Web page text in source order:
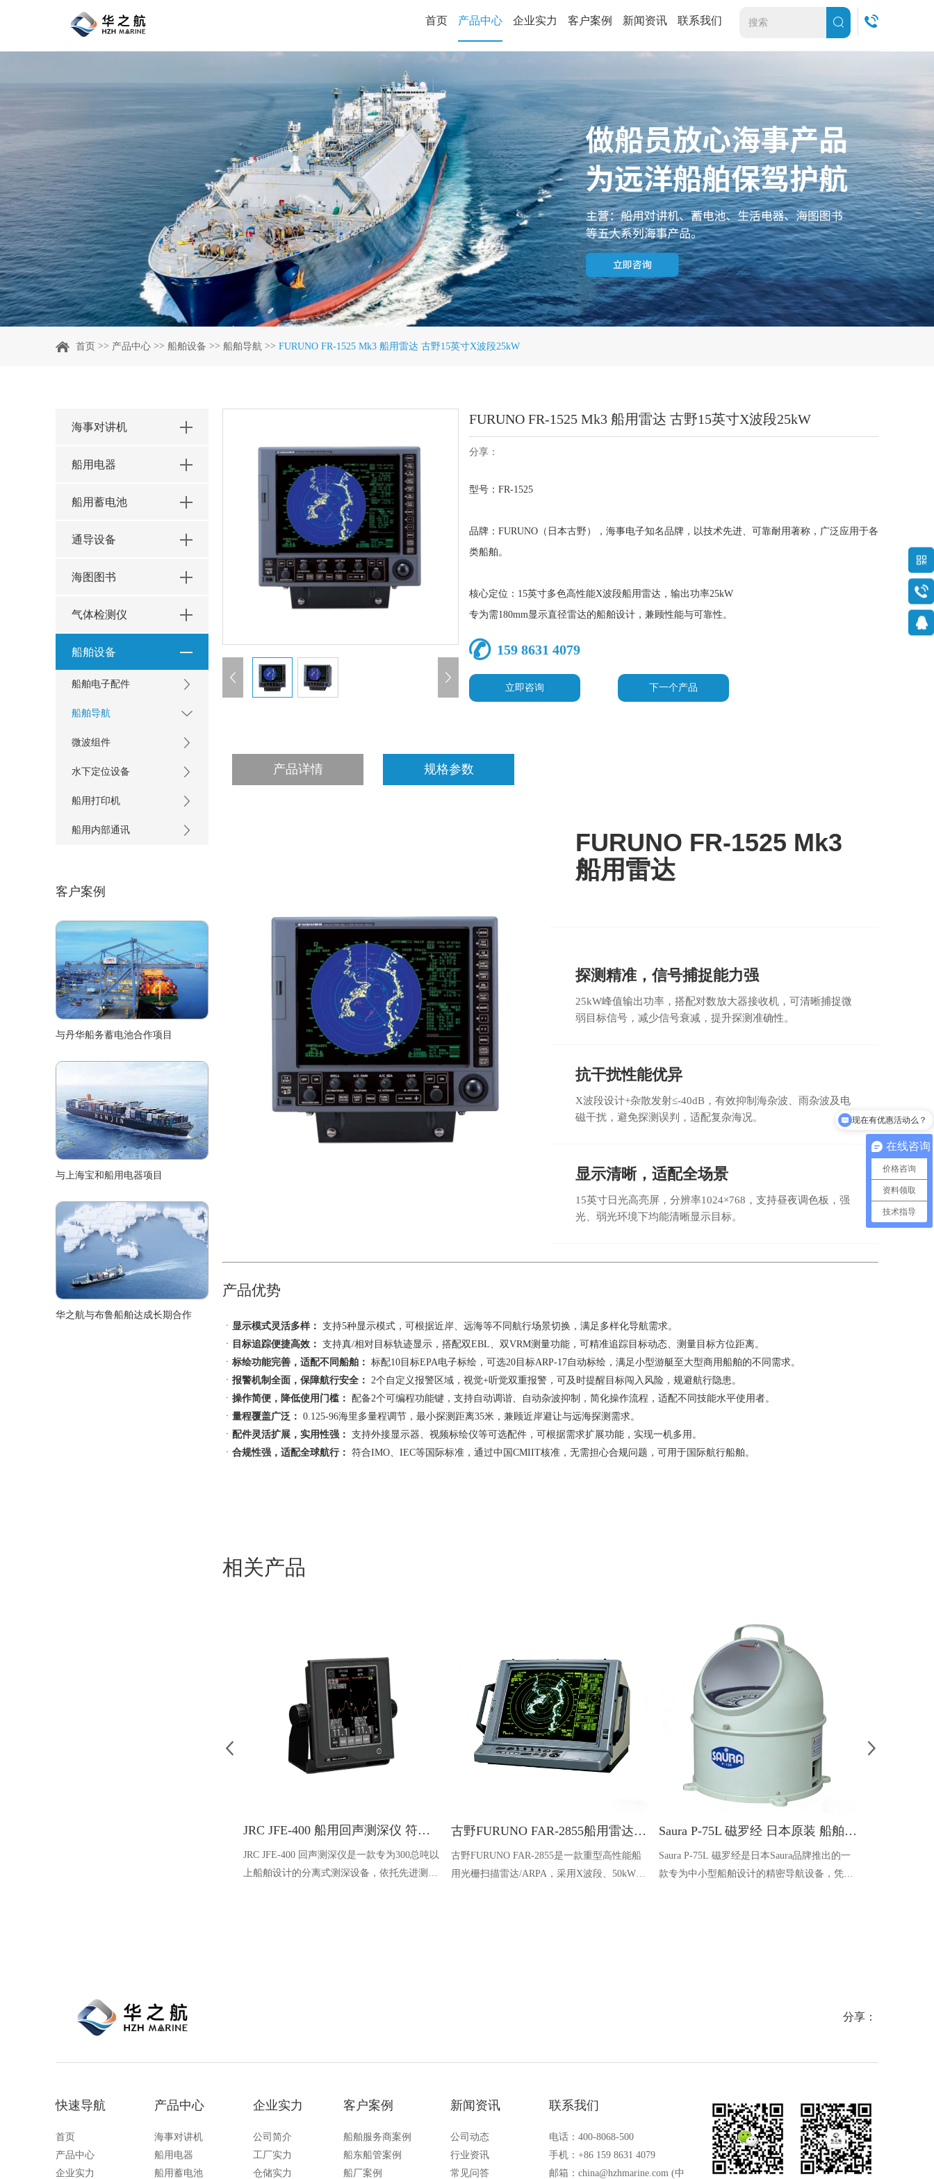
首页 产品中心 企业实力 客户案例 新闻资讯 联系我们
首页 >> 产品中心 >> 船舶设备 >> 船舶导航 >> FURUNO FR-1525 Mk3 船用雷达 古野15英寸X波段25kW
FURUNO FR-1525 Mk3 船用雷达 古野15英寸X波段25kW
分享：
型号：FR-1525
品牌：FURUNO（日本古野），海事电子知名品牌，以技术先进、可靠耐用著称，广泛应用于各
类船舶。
核心定位：15英寸多色高性能X波段船用雷达，输出功率25kW
专为需180mm显示直径雷达的船舶设计，兼顾性能与可靠性。
159 8631 4079
立即咨询 下一个产品
产品详情 规格参数
FURUNO FR-1525 Mk3
船用雷达
探测精准，信号捕捉能力强
25kW峰值输出功率，搭配对数放大器接收机，可清晰捕捉微
弱目标信号，减少信号衰减，提升探测准确性。
抗干扰性能优异
X波段设计+杂散发射≤-40dB，有效抑制海杂波、雨杂波及电
磁干扰，避免探测误判，适配复杂海况。
显示清晰，适配全场景
15英寸日光高亮屏，分辨率1024×768，支持昼夜调色板，强
光、弱光环境下均能清晰显示目标。
产品优势
ㆍ 显示模式灵活多样： 支持5种显示模式，可根据近岸、远海等不同航行场景切换，满足多样化导航需求。
ㆍ 目标追踪便捷高效： 支持真/相对目标轨迹显示，搭配双EBL、双VRM测量功能，可精准追踪目标动态、测量目标方位距离。
ㆍ 标绘功能完善，适配不同船舶： 标配10目标EPA电子标绘，可选20目标ARP-17自动标绘，满足小型游艇至大型商用船舶的不同需求。
ㆍ 报警机制全面，保障航行安全： 2个自定义报警区域，视觉+听觉双重报警，可及时提醒目标闯入风险，规避航行隐患。
ㆍ 操作简便，降低使用门槛：
配备2个可编程功能键，支持自动调谐、自动杂波抑制，简化操作流程，适配不同技能水平使用者。
ㆍ 量程覆盖广泛： 0.125-96海里多量程调节，最小探测距离35米，兼顾近岸避让与远海探测需求。
ㆍ 配件灵活扩展，实用性强： 支持外接显示器、视频标绘仪等可选配件，可根据需求扩展功能，实现一机多用。
ㆍ 合规性强，适配全球航行： 符合IMO、IEC等国际标准，通过中国CMIIT核准，无需担心合规问题，可用于国际航行船舶。
相关产品
JRC JFE-400 船用回声测深仪 符合 IMO 标准 双频显示
JRC JFE-400 回声测深仪是一款专为300总吨以
上船舶设计的分离式测深设备，依托先进测深
古野FURUNO FAR-2855船用雷达_X波段50kW大功率
古野FURUNO FAR-2855是一款重型高性能船
用光栅扫描雷达/ARPA，采用X波段、50kW大
Saura P-75L 磁罗经 日本原装 船舶专用精密导航设备
Saura P-75L 磁罗经是日本Saura品牌推出的一
款专为中小型船舶设计的精密导航设备，凭借
海事对讲机
船用电器
船用蓄电池
通导设备
海图图书
气体检测仪
船舶设备
船舶电子配件
船舶导航
微波组件
水下定位设备
船用打印机
船用内部通讯
客户案例
与丹华船务蓄电池合作项目
与上海宝和船用电器项目
华之航与布鲁船舶达成长期合作
分享：
快速导航
首页
产品中心
企业实力
产品中心
海事对讲机
船用电器
船用蓄电池
企业实力
公司简介
工厂实力
仓储实力
客户案例
船舶服务商案例
船东船管案例
船厂案例
新闻资讯
公司动态
行业资讯
常见问答
联系我们
电话：400-8068-500
手机：+86 159 8631 4079
邮箱：china@hzhmarine.com (中
在线咨询
价格咨询
资料领取
技术指导
现在有优惠活动么？